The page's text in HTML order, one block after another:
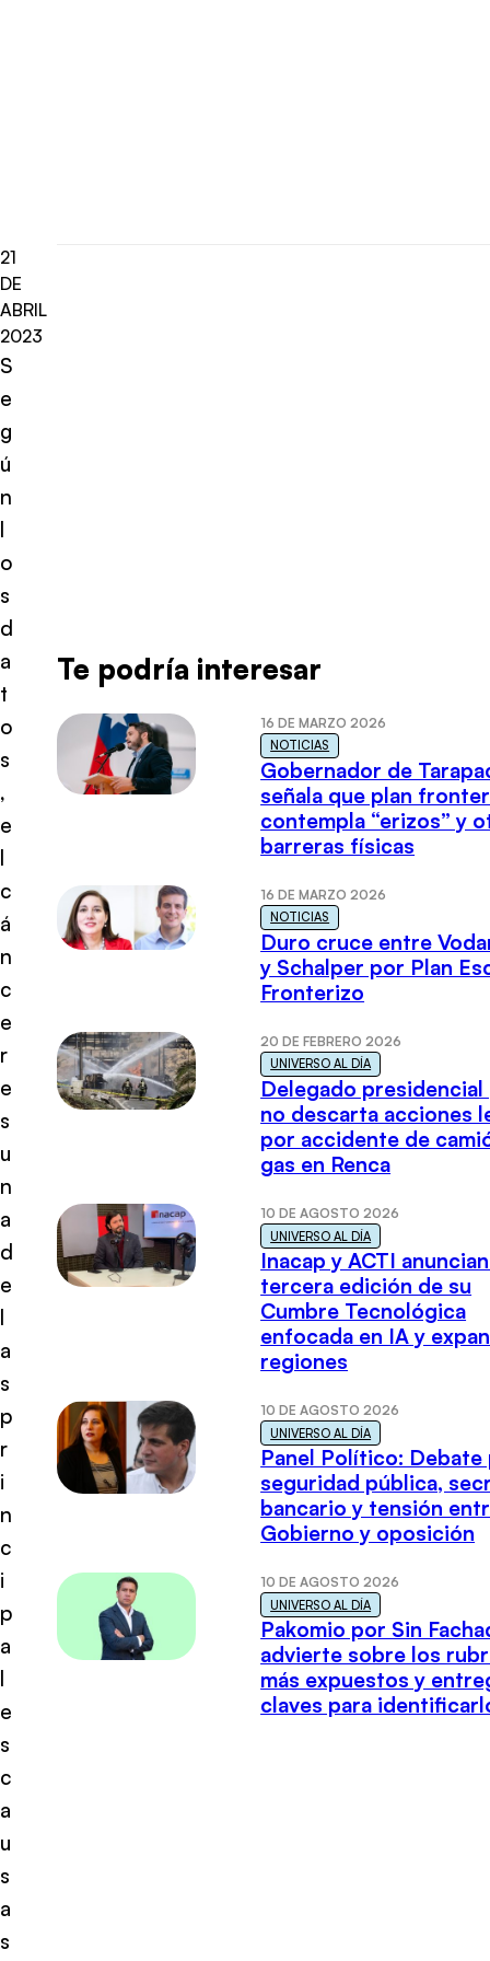
21
DE
ABRIL
2023
S
e
g
ú
n
l
o
s
d
a
t
o
s
,
e
l
c
á
n
c
e
r
e
s
u
n
a
d
e
l
a
s
p
r
i
n
c
i
p
a
l
e
s
c
a
u
s
a
s
Te podría interesar
16 DE MARZO 2026
NOTICIAS
Gobernador de
señala que plan
contempla “erizos” y
barreras físicas
16 DE MARZO 2026
NOTICIAS
Duro cruce entre
y Schalper por Plan
Fronterizo
20 DE FEBRERO 2026
UNIVERSO AL DÍA
Delegado presidencial
no descarta acciones
por accidente de
gas en Renca
10 DE AGOSTO 2026
UNIVERSO AL DÍA
Inacap y ACTI
tercera edición de su
Cumbre Tecnológica
enfocada en IA y
regiones
10 DE AGOSTO 2026
UNIVERSO AL DÍA
Panel Político: Debate
seguridad pública,
bancario y tensión
Gobierno y oposición
10 DE AGOSTO 2026
UNIVERSO AL DÍA
Pakomio por Sin
advierte sobre los
más expuestos y
claves para